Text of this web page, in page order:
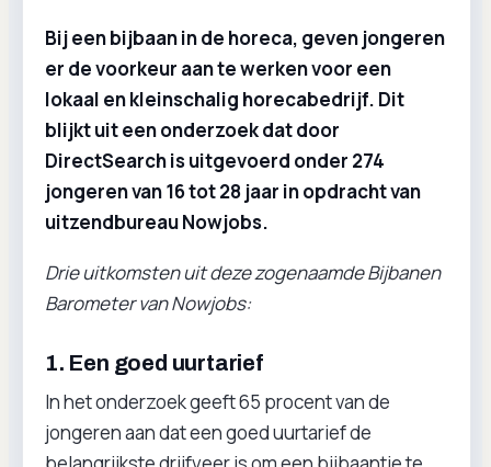
Bij een bijbaan in de horeca, geven jongeren
er de voorkeur aan te werken voor een
lokaal en kleinschalig horecabedrijf. Dit
blijkt uit een onderzoek dat door
DirectSearch is uitgevoerd onder 274
jongeren van 16 tot 28 jaar in opdracht van
uitzendbureau Nowjobs.
Drie uitkomsten uit deze zogenaamde Bijbanen
Barometer van Nowjobs:
1. Een goed uurtarief
In het onderzoek geeft 65 procent van de
jongeren aan dat een goed uurtarief de